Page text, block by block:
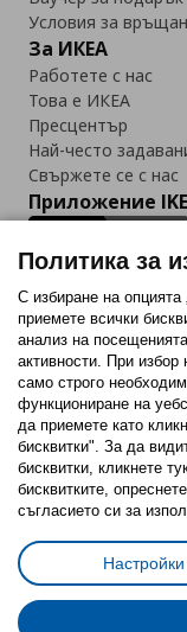
Условия за
За ИКЕА
Работете с нас
Това е ИКЕА
Пресцентър
Най-често
Свържете се с нас
Приложение
Последвайте
FacebookTwitter
Политика за
Избор на
Условия за
Политика за
Общи
Политика за
С избиране на
приемете всички
анализ на
активности. При
само строго
функциониране на
да приемете като
бисквитки". За да
бисквитки, кликнете
бисквитките,
съгласието си за